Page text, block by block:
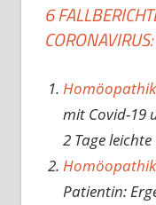
6
CORONAVIRUS:
mit Covid-19
2 Tage
Patientin: